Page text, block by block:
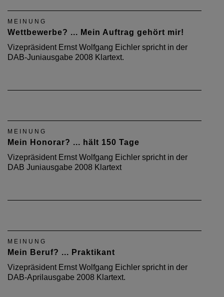
MEINUNG
Wettbewerbe? ... Mein Auftrag gehört mir!
Vizepräsident Ernst Wolfgang Eichler spricht in der
DAB-Juniausgabe 2008 Klartext.
MEINUNG
Mein Honorar? ... hält 150 Tage
Vizepräsident Ernst Wolfgang Eichler spricht in der
DAB Juniausgabe 2008 Klartext
MEINUNG
Mein Beruf? ... Praktikant
Vizepräsident Ernst Wolfgang Eichler spricht in der
DAB-Aprilausgabe 2008 Klartext.